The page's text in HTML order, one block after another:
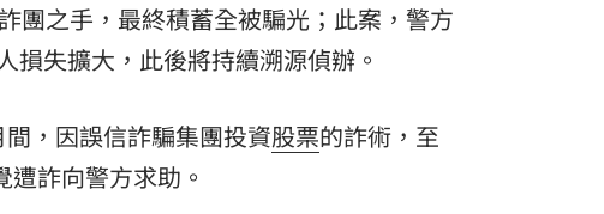
團之手，最終積蓄全被騙光；此案，警方
失擴大，此後將持續溯源偵辦。
，因誤信詐騙集團投資股票的詐術，至
詐向警方求助。